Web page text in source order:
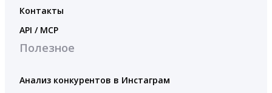
Контакты
API / MCP
Полезное
Анализ конкурентов в Инстаграм